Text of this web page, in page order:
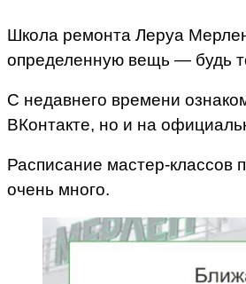
Школа ремонта Леруа
определенную вещь — будь
С недавнего времени
ВКонтакте, но и на
Расписание мастер-классов
очень много.